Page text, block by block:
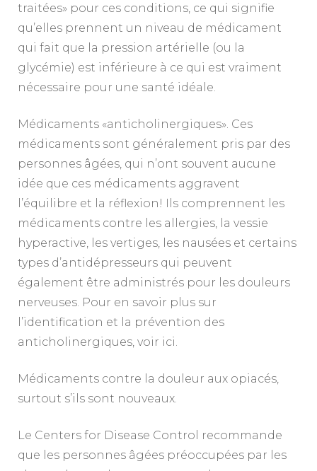
traitées» pour ces conditions, ce qui signifie
qu’elles prennent un niveau de médicament
qui fait que la pression artérielle (ou la
glycémie) est inférieure à ce qui est vraiment
nécessaire pour une santé idéale.
Médicaments «anticholinergiques». Ces
médicaments sont généralement pris par des
personnes âgées, qui n’ont souvent aucune
idée que ces médicaments aggravent
l’équilibre et la réflexion! Ils comprennent les
médicaments contre les allergies, la vessie
hyperactive, les vertiges, les nausées et certains
types d’antidépresseurs qui peuvent
également être administrés pour les douleurs
nerveuses. Pour en savoir plus sur
l’identification et la prévention des
anticholinergiques, voir ici.
Médicaments contre la douleur aux opiacés,
surtout s’ils sont nouveaux.
Le Centers for Disease Control recommande
que les personnes âgées préoccupées par les